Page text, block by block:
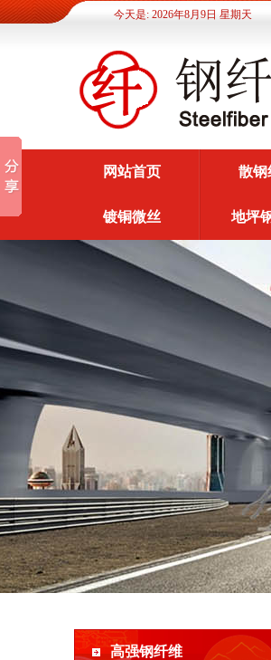
今天是: 2026年8月9日 星期天钢纤
网站首页 散钢
镀铜微丝 地坪
高强钢纤维